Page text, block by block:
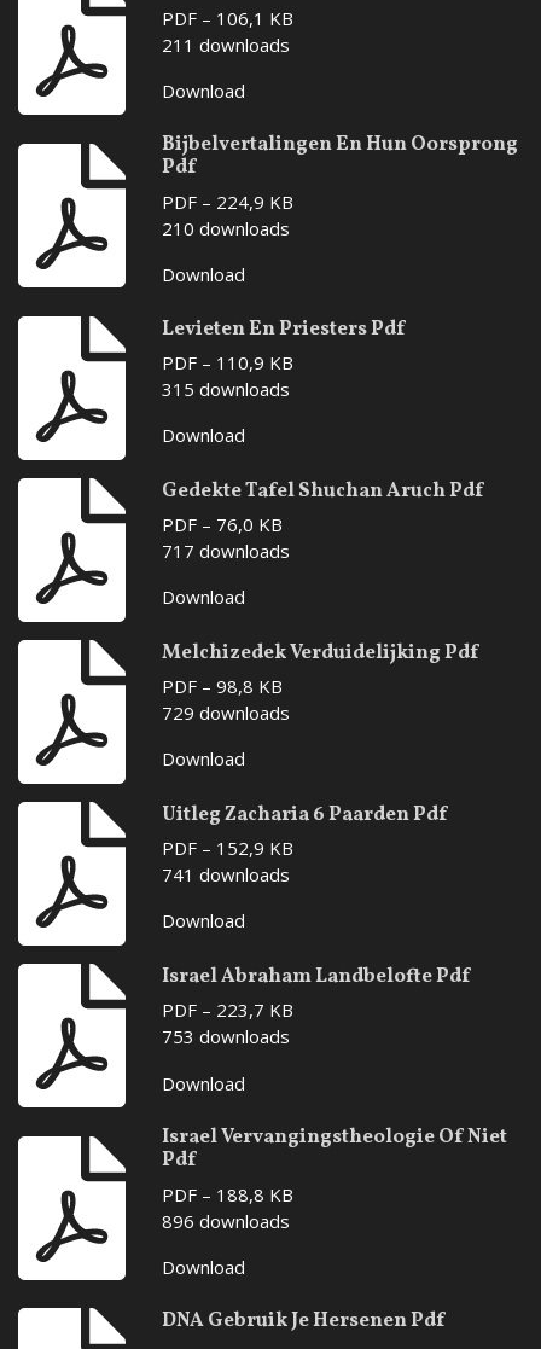
PDF – 106,1 KB
211 downloads
Download
Bijbelvertalingen En Hun Oorsprong
Pdf
PDF – 224,9 KB
210 downloads
Download
Levieten En Priesters Pdf
PDF – 110,9 KB
315 downloads
Download
Gedekte Tafel Shuchan Aruch Pdf
PDF – 76,0 KB
717 downloads
Download
Melchizedek Verduidelijking Pdf
PDF – 98,8 KB
729 downloads
Download
Uitleg Zacharia 6 Paarden Pdf
PDF – 152,9 KB
741 downloads
Download
Israel Abraham Landbelofte Pdf
PDF – 223,7 KB
753 downloads
Download
Israel Vervangingstheologie Of Niet
Pdf
PDF – 188,8 KB
896 downloads
Download
DNA Gebruik Je Hersenen Pdf